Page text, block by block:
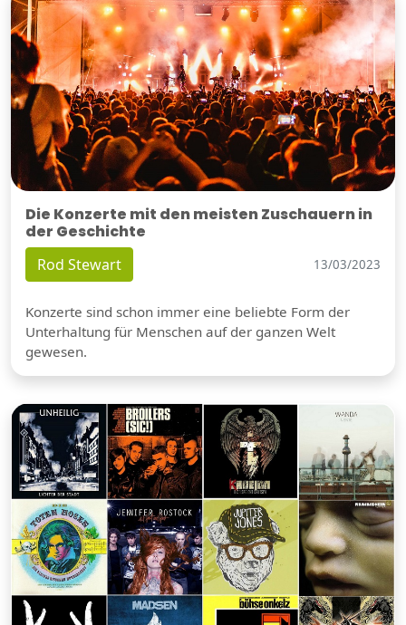
Die Konzerte mit den meisten Zuschauern in
der Geschichte
Rod Stewart 13/03/2023
Konzerte sind schon immer eine beliebte Form der
Unterhaltung für Menschen auf der ganzen Welt
gewesen.